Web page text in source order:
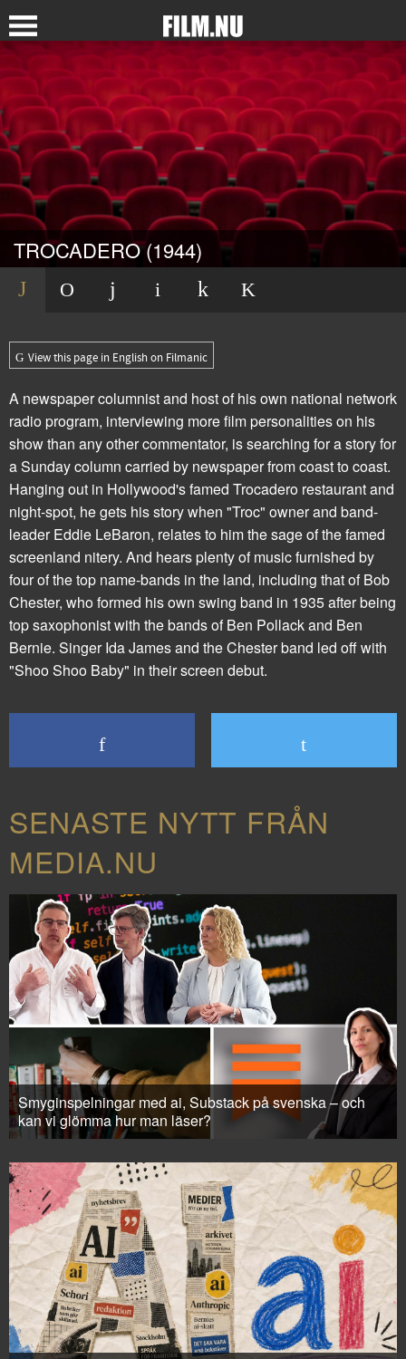
TROCADERO (1944)
View this page in English on Filmanic
A newspaper columnist and host of his own national network
radio program, interviewing more film personalities on his
show than any other commentator, is searching for a story for
a Sunday column carried by newspaper from coast to coast.
Hanging out in Hollywood's famed Trocadero restaurant and
night-spot, he gets his story when "Troc" owner and band-
leader Eddie LeBaron, relates to him the sage of the famed
screenland nitery. And hears plenty of music furnished by
four of the top name-bands in the land, including that of Bob
Chester, who formed his own swing band in 1935 after being
top saxophonist with the bands of Ben Pollack and Ben
Bernie. Singer Ida James and the Chester band led off with
"Shoo Shoo Baby" in their screen debut.
SENASTE NYTT FRÅN
MEDIA.NU
Smyginspelningar med ai, Substack på svenska – och
kan vi glömma hur man läser?